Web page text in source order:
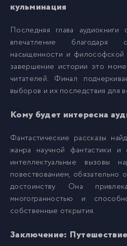
кульминация
Последняя глава аудиокниги
впечатление благодаря
насыщенности и
завершение истории это
читателей. Финал
выборов и их последствия для
Кому будет интересна
Фантастические рассказы
жанра научной фантастики
интеллектуальные вызовы
повествованием, обязательно
достоинству. Она
многогранностью и
собственные открытия.
Заключение: